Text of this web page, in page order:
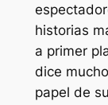
historias
a primer
dice
papel de